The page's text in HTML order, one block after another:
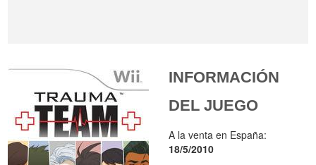
INFORMACIÓN
DEL JUEGO
A la venta en España:
18/5/2010